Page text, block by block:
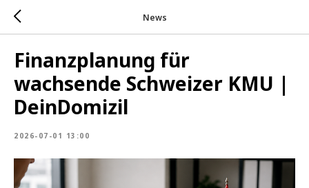
News
Finanzplanung für
wachsende Schweizer KMU |
DeinDomizil
2026-07-01 13:00